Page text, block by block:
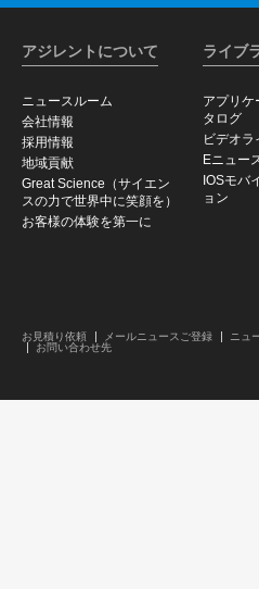
アジレントについて
ニュースルーム
会社情報
採用情報
地域貢献
Great Science（サイエン
スの力で世界中に笑顔を）
お客様の体験を第一に
ライブ
アプリケ
タログ
ビデオラ
Eニュー
IOSモバ
ョン
お見積り依頼 メールニュースご登録 ニュ
お問い合わせ先